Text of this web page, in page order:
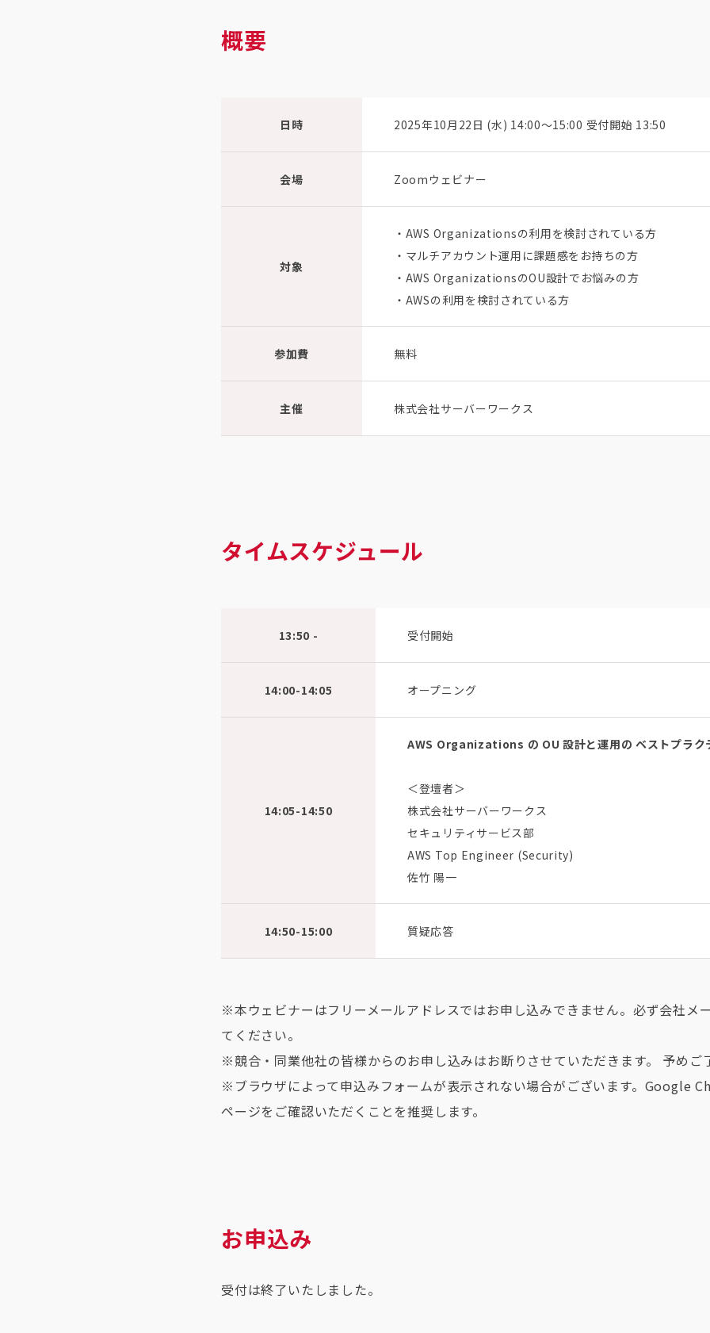
概要
日時 2025年10月22日 (水) 14:00〜15:00 受付開始 13:50
会場 Zoomウェビナー
対象
・AWS Organizationsの利用を検討されている方
・マルチアカウント運用に課題感をお持ちの方
・AWS OrganizationsのOU設計でお悩みの方
・AWSの利用を検討されている方
参加費 無料
主催 株式会社サーバーワークス
タイムスケジュール
13:50 - 受付開始
14:00-14:05 オープニング
14:05-14:50
AWS Organizations の OU 設計と運用の ベストプラク
＜登壇者＞
株式会社サーバーワークス
セキュリティサービス部
AWS Top Engineer (Security)
佐竹 陽一
14:50-15:00 質疑応答
※本ウェビナーはフリーメールアドレスではお申し込みできません。必ず会社メ
てください。
※競合・同業他社の皆様からのお申し込みはお断りさせていただきます。 予めご
※ブラウザによって申込みフォームが表示されない場合がございます。Google
ページをご確認いただくことを推奨します。
お申込み
受付は終了いたしました。